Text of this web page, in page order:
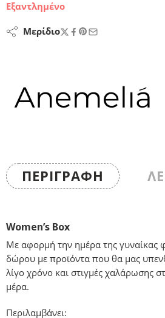
Εξαντλημένο
Μερίδιο
ΠΕΡΙΓΡΑΦΉ
Women’s Box
Με αφορμή την ημέρα της γυναίκας
δώρου με προϊόντα που θα μας
λίγο χρόνο και στιγμές χαλάρωσης
μέρα.
Περιλαμβάνει: